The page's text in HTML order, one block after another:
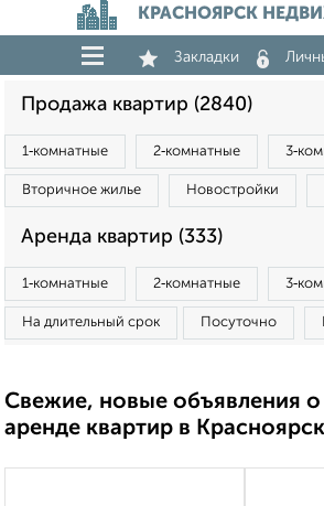
КРАСНОЯРСК
Закладки
Продажа квартир (2840)
1‑комнатные 2‑комнатные
Вторичное жилье Новостройки
Аренда квартир (333)
1‑комнатные 2‑комнатные
На длительный срок Посуточно
Свежие, новые объявления
аренде квартир в